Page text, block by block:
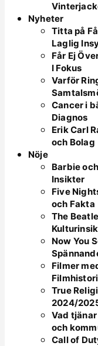
Nyheter
Titta på
Laglig
Får Ej
I Fokus
Varför
Cancer i
Diagnos
Erik Carl
och Bolag
Nöje
Barbie
Insikter
Five
och Fakta
The
Now You
Filmer
True
2024/
Vad
och
Call of